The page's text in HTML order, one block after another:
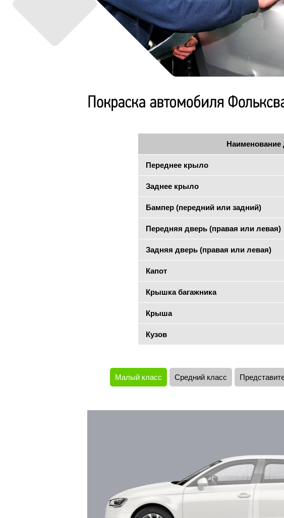
Наименование
Переднее крыло
Заднее крыло
Бампер (передний или задний)
Передняя дверь (правая или левая)
Задняя дверь (правая или левая)
Капот
Крышка багажника
Крыша
Кузов
Малый класс Средний класс